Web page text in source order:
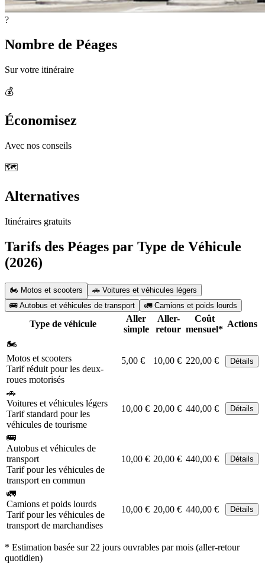
?
Nombre de Péages
Sur votre itinéraire
💰
Économisez
Avec nos conseils
🗺️
Alternatives
Itinéraires gratuits
Tarifs des Péages par Type de Véhicule
(2026)
🏍️ Motos et scooters
🚗 Voitures et véhicules légers
🚌 Autobus et véhicules de transport
🚛 Camions et poids lourds
Type de véhicule
Aller
simple
Aller-
retour
Coût
mensuel*
Actions
🏍️
Motos et scooters
Tarif réduit pour les deux-
roues motorisés
5,00 € 10,00 € 220,00 € Détails
🚗
Voitures et véhicules légers
Tarif standard pour les
véhicules de tourisme
10,00 € 20,00 € 440,00 € Détails
🚌
Autobus et véhicules de
transport
Tarif pour les véhicules de
transport en commun
10,00 € 20,00 € 440,00 € Détails
🚛
Camions et poids lourds
Tarif pour les véhicules de
transport de marchandises
10,00 € 20,00 € 440,00 € Détails
* Estimation basée sur 22 jours ouvrables par mois (aller-retour
quotidien)